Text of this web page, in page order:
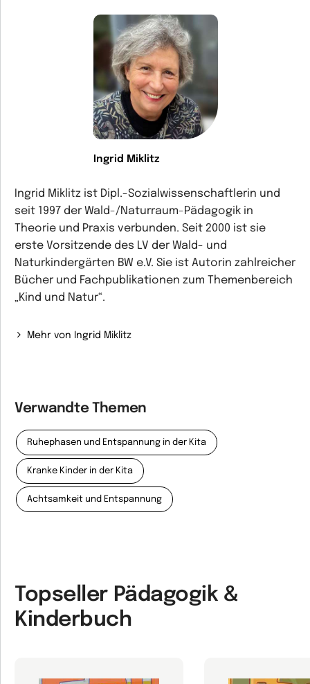
Ingrid Miklitz
Ingrid Miklitz ist Dipl.-Sozialwissenschaftlerin und
seit 1997 der Wald-/Naturraum-Pädagogik in
Theorie und Praxis verbunden. Seit 2000 ist sie
erste Vorsitzende des LV der Wald- und
Naturkindergärten BW e.V. Sie ist Autorin zahlreicher
Bücher und Fachpublikationen zum Themenbereich
„Kind und Natur“.
Mehr von Ingrid Miklitz
Verwandte Themen
Ruhephasen und Entspannung in der Kita
Kranke Kinder in der Kita
Achtsamkeit und Entspannung
Topseller Pädagogik &
Kinderbuch